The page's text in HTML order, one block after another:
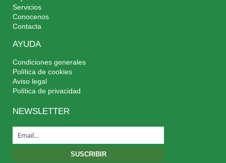
Servicios
Conocenos
Contacta
AYUDA
Condiciones generales
Política de cookies
Aviso legal
Política de privacidad
NEWSLETTER